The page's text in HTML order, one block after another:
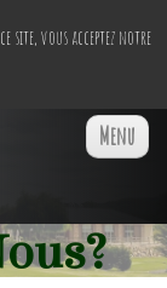
site, vous acceptez notre
Menu